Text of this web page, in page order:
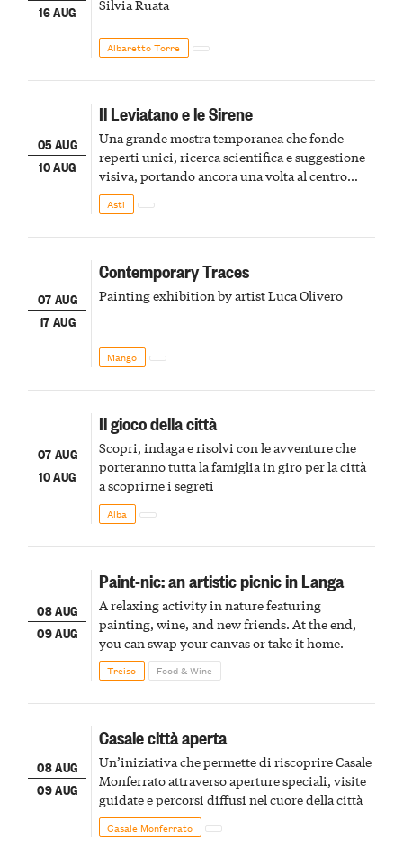
16 AUG Silvia Ruata
Albaretto Torre
05 AUG
10 AUG
Il Leviatano e le Sirene
Una grande mostra temporanea che fonde
reperti unici, ricerca scientifica e suggestione
visiva, portando ancora una volta al centro
della scena le meraviglie del passato astigiano
Asti
07 AUG
17 AUG
Contemporary Traces
Painting exhibition by artist Luca Olivero
Mango
07 AUG
10 AUG
Il gioco della città
Scopri, indaga e risolvi con le avventure che
porteranno tutta la famiglia in giro per la città
a scoprirne i segreti
Alba
08 AUG
09 AUG
Paint-nic: an artistic picnic in Langa
A relaxing activity in nature featuring
painting, wine, and new friends. At the end,
you can swap your canvas or take it home.
Treiso Food & Wine
08 AUG
09 AUG
Casale città aperta
Un’iniziativa che permette di riscoprire Casale
Monferrato attraverso aperture speciali, visite
guidate e percorsi diffusi nel cuore della città
Casale Monferrato